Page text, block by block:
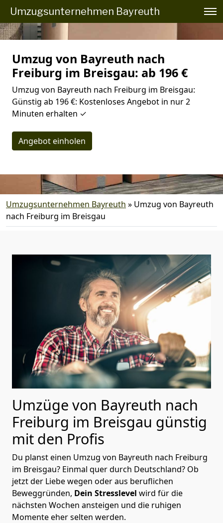
Umzugsunternehmen Bayreuth
Umzug von Bayreuth nach
Freiburg im Breisgau: ab 196 €
Umzug von Bayreuth nach Freiburg im Breisgau:
Günstig ab 196 €: Kostenloses Angebot in nur 2
Minuten erhalten ✓
Angebot einholen
Umzugsunternehmen Bayreuth » Umzug von Bayreuth
nach Freiburg im Breisgau
Umzüge von Bayreuth nach
Freiburg im Breisgau günstig
mit den Profis
Du planst einen Umzug von Bayreuth nach Freiburg
im Breisgau? Einmal quer durch Deutschland? Ob
jetzt der Liebe wegen oder aus beruflichen
Beweggründen, Dein Stresslevel wird für die
nächsten Wochen ansteigen und die ruhigen
Momente eher selten werden.